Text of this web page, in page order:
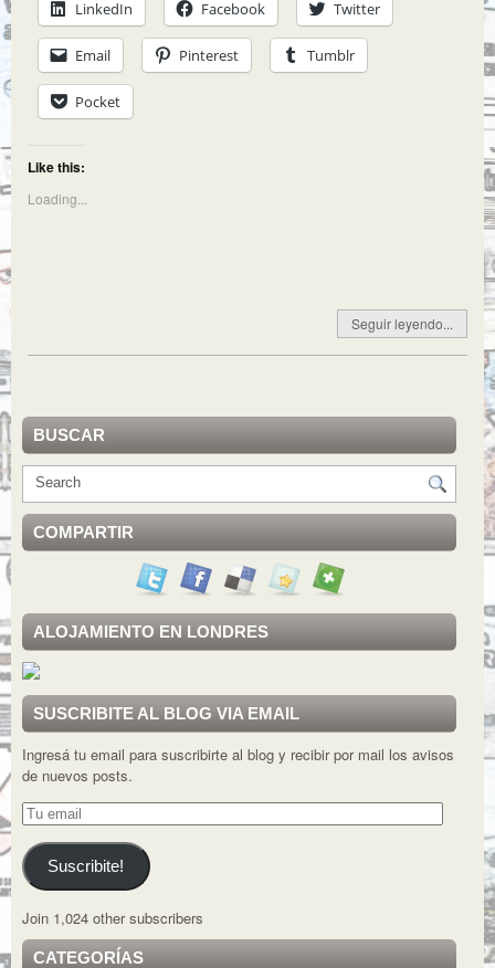
LinkedIn Facebook Twitter
Email Pinterest Tumblr
Pocket
Like this:
Loading...
Seguir leyendo...
BUSCAR
COMPARTIR
ALOJAMIENTO EN LONDRES
SUSCRIBITE AL BLOG VIA EMAIL
Ingresá tu email para suscribirte al blog y recibir por mail los avisos
de nuevos posts.
Tu
Suscribite!
Join 1,024 other subscribers
CATEGORÍAS